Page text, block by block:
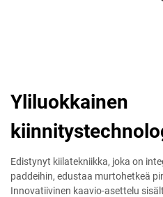
Yliluokkainen
Edistynyt kiilatekniikka, joka on
paddeihin, edustaa murtohetkeä
Innovatiivinen kaavio-asettelu